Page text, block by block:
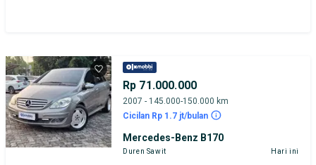
Rp 71.000.000
2007 - 145.000-150.000 km
Cicilan Rp 1.7 jt/bulan
Mercedes-Benz B170
Duren Sawit Hari ini